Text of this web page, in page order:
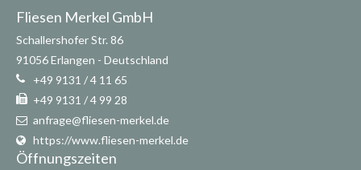
Fliesen Merkel GmbH
Schallershofer Str. 86
91056Erlangen -Deutschland
+49 9131 / 4 11 65
+49 9131 / 4 99 28
anfrage@fliesen-merkel.de
https://www.fliesen-merkel.de
Öffnungszeiten